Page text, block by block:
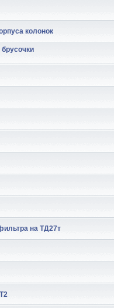
колонок
на ТД27т